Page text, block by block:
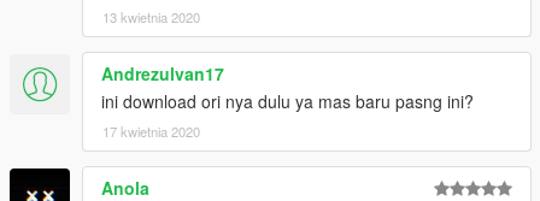
13 kwietnia 2020
Andrezulvan17
ini download ori nya dulu ya mas baru pasng ini?
17 kwietnia 2020
Anola